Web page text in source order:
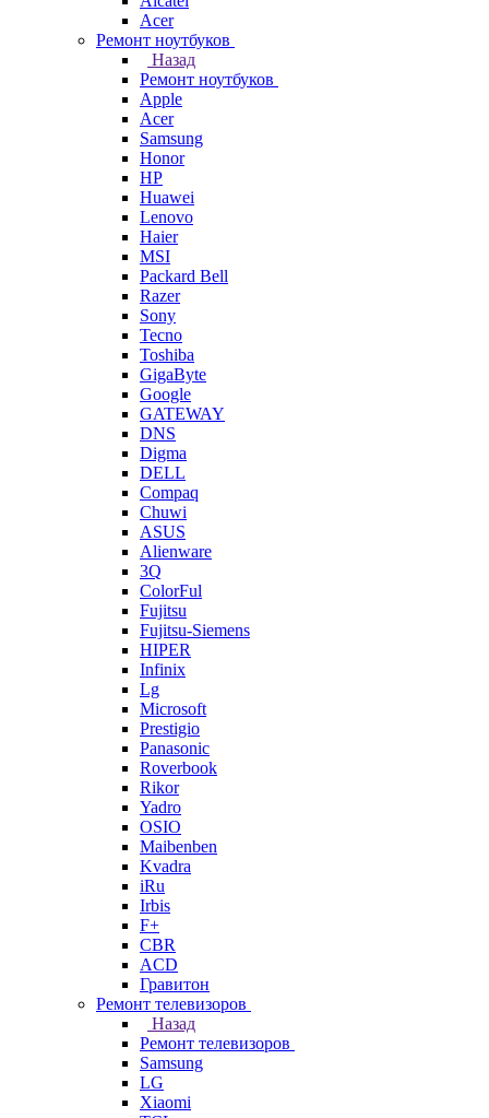
Acer
Ремонт ноутбуков
Назад
Ремонт ноутбуков
Apple
Acer
Samsung
Honor
HP
Huawei
Lenovo
Haier
MSI
Packard Bell
Razer
Sony
Tecno
Toshiba
GigaByte
Google
GATEWAY
DNS
Digma
DELL
Compaq
Chuwi
ASUS
Alienware
3Q
ColorFul
Fujitsu
Fujitsu-Siemens
HIPER
Infinix
Lg
Microsoft
Prestigio
Panasonic
Roverbook
Rikor
Yadro
OSIO
Maibenben
Kvadra
iRu
Irbis
F+
CBR
ACD
Гравитон
Ремонт телевизоров
Назад
Ремонт телевизоров
Samsung
LG
Xiaomi